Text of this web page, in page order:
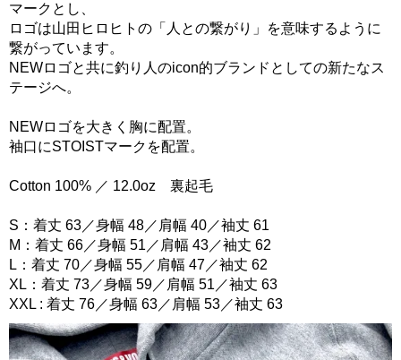
マークとし、
ロゴは山田ヒロヒトの「人との繋がり」を意味するように
繋がっています。
NEWロゴと共に釣り人のicon的ブランドとしての新たなス
テージへ。
NEWロゴを大きく胸に配置。
袖口にSTOISTマークを配置。
Cotton 100% ／ 12.0oz 裏起毛
S：着丈 63／身幅 48／肩幅 40／袖丈 61
M：着丈 66／身幅 51／肩幅 43／袖丈 62
L：着丈 70／身幅 55／肩幅 47／袖丈 62
XL：着丈 73／身幅 59／肩幅 51／袖丈 63
XXL : 着丈 76／身幅 63／肩幅 53／袖丈 63